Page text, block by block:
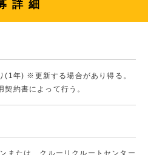
詳細
(1年) ※更新する場合があり得る。
契約書によって行う。
または、クルーリクルートセンター